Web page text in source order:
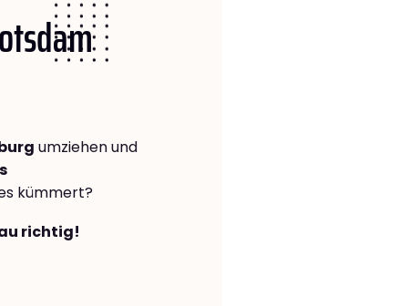
umziehen und
kümmert?
richtig!